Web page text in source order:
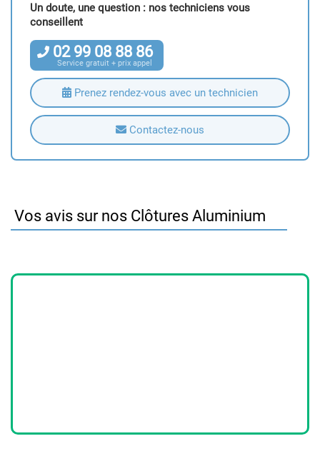
Un doute, une question : nos techniciens vous
conseillent
02 99 08 88 86
Service gratuit + prix appel
Prenez rendez-vous avec un technicien
Contactez-nous
Vos avis sur nos Clôtures Aluminium